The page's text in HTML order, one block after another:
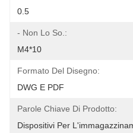
0.5
- Non Lo So.:
M4*10
Formato Del Disegno:
DWG E PDF
Parole Chiave Di Prodotto:
Dispositivi Per